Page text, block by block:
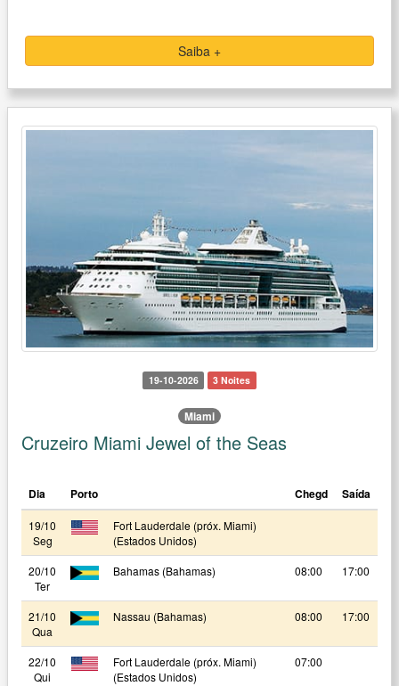
Saiba +
19-10-2026 3 Noites
Miami
Cruzeiro Miami Jewel of the Seas
Dia Porto Chegd Saída
19/10
Seg
Fort Lauderdale (próx. Miami)
(Estados Unidos)
20/10
Ter
Bahamas (Bahamas) 08:00 17:00
21/10
Qua
Nassau (Bahamas) 08:00 17:00
22/10
Qui
Fort Lauderdale (próx. Miami)
(Estados Unidos)
07:00